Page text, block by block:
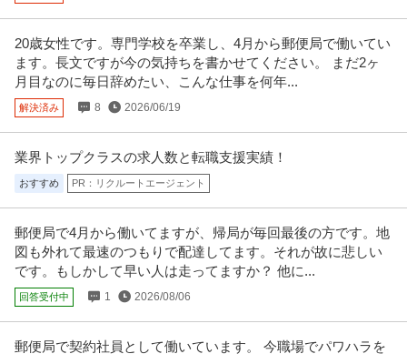
20歳女性です。専門学校を卒業し、4月から郵便局で働いてい
ます。長文ですが今の気持ちを書かせてください。 まだ2ヶ
月目なのに毎日辞めたい、こんな仕事を何年...
解決済み 8 2026/06/19
業界トップクラスの求人数と転職支援実績！
おすすめ PR：リクルートエージェント
郵便局で4月から働いてますが、帰局が毎回最後の方です。地
図も外れて最速のつもりで配達してます。それが故に悲しい
です。もしかして早い人は走ってますか？ 他に...
回答受付中 1 2026/08/06
郵便局で契約社員として働いています。 今職場でパワハラを